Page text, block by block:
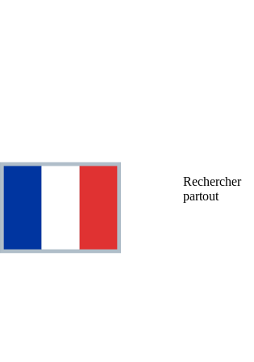
Rechercher
partout